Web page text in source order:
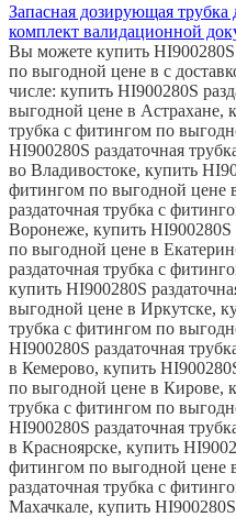
Запасная дозирующая трубка
комплект валидационной
Вы можете купить HI900280S
по выгодной цене в с
числе: купить HI900280S
выгодной цене в Астрахане,
трубка с фитингом по
HI900280S раздаточная
во Владивостоке, купить
фитингом по выгодной цене
раздаточная трубка с
Воронеже, купить HI900280S
по выгодной цене в
раздаточная трубка с
купить HI900280S
выгодной цене в Иркутске,
трубка с фитингом по
HI900280S раздаточная
в Кемерово, купить
по выгодной цене в Кирове,
трубка с фитингом по
HI900280S раздаточная
в Красноярске, купить
фитингом по выгодной цене
раздаточная трубка с
Махачкале, купить